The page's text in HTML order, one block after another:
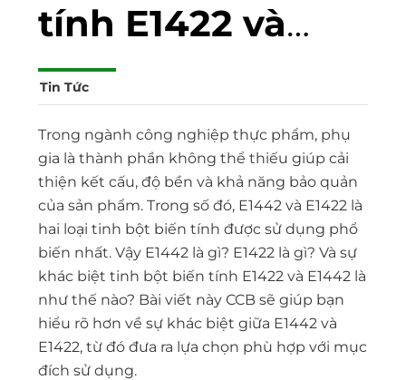
tính E1422 và
E1442
Tin Tức
Trong ngành công nghiệp thực phẩm, phụ
gia là thành phần không thể thiếu giúp cải
thiện kết cấu, độ bền và khả năng bảo quản
của sản phẩm. Trong số đó, E1442 và E1422 là
hai loại tinh bột biến tính được sử dụng phổ
biến nhất. Vậy E1442 là gì? E1422 là gì? Và sự
khác biệt tinh bột biến tính E1422 và E1442 là
như thế nào? Bài viết này CCB sẽ giúp bạn
hiểu rõ hơn về sự khác biệt giữa E1442 và
E1422, từ đó đưa ra lựa chọn phù hợp với mục
đích sử dụng.